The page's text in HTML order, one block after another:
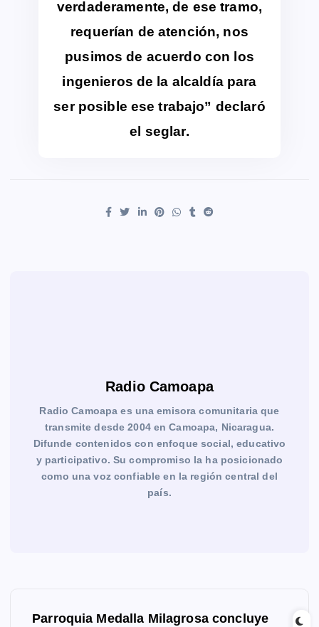
verdaderamente, de ese tramo,
requerían de atención, nos
pusimos de acuerdo con los
ingenieros de la alcaldía para
ser posible ese trabajo” declaró
el seglar.
Radio Camoapa
Radio Camoapa es una emisora comunitaria que
transmite desde 2004 en Camoapa, Nicaragua.
Difunde contenidos con enfoque social, educativo
y participativo. Su compromiso la ha posicionado
como una voz confiable en la región central del
país.
Parroquia Medalla Milagrosa concluye